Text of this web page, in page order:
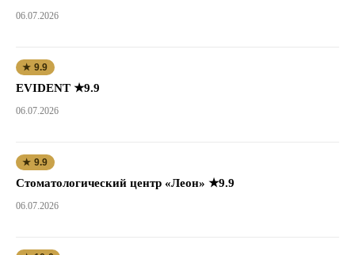
06.07.2026
★ 9.9
EVIDENT ★9.9
06.07.2026
★ 9.9
Стоматологический центр «Леон» ★9.9
06.07.2026